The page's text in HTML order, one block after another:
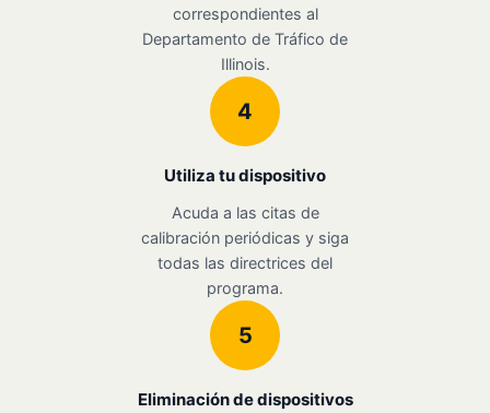
correspondientes al
Departamento de Tráfico de
Illinois.
4
Utiliza tu dispositivo
Acuda a las citas de
calibración periódicas y siga
todas las directrices del
programa.
5
Eliminación de dispositivos